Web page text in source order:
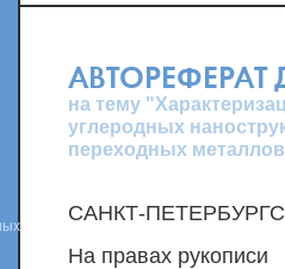
АВТОРЕФЕРАТ
на тему
углеродных
переходных
САНКТ-
На правах рукописи